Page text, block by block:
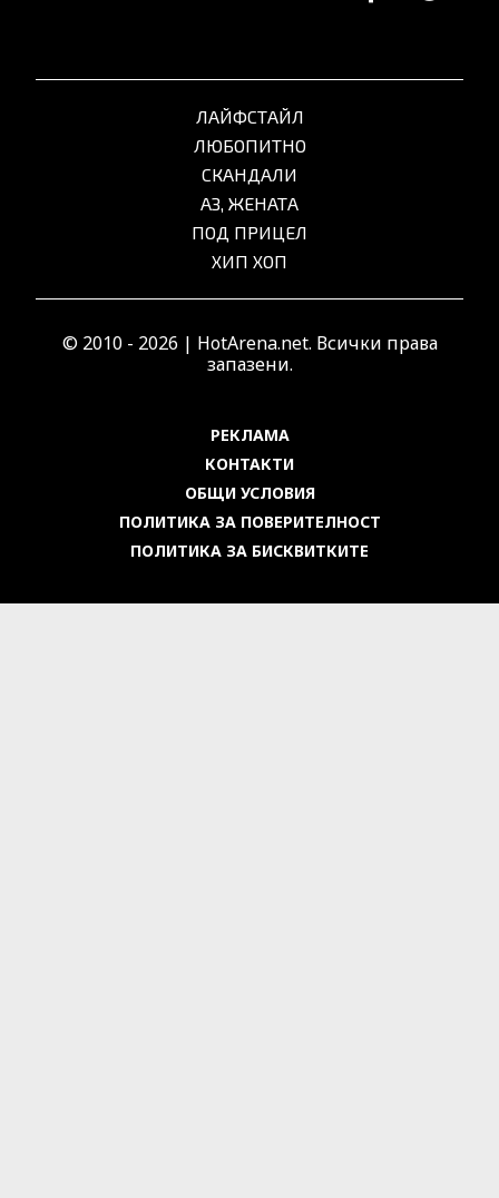
ЛАЙФСТАЙЛ
ЛЮБОПИТНО
СКАНДАЛИ
АЗ, ЖЕНАТА
ПОД ПРИЦЕЛ
ХИП ХОП
© 2010 - 2026 | HotArena.net. Всички права
запазени.
РЕКЛАМА
КОНТАКТИ
ОБЩИ УСЛОВИЯ
ПОЛИТИКА ЗА ПОВЕРИТЕЛНОСТ
ПОЛИТИКА ЗА БИСКВИТКИТЕ